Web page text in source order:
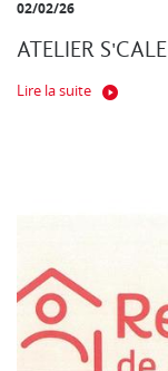
02/02/26
ATELIER S'CALE
Lire la suite